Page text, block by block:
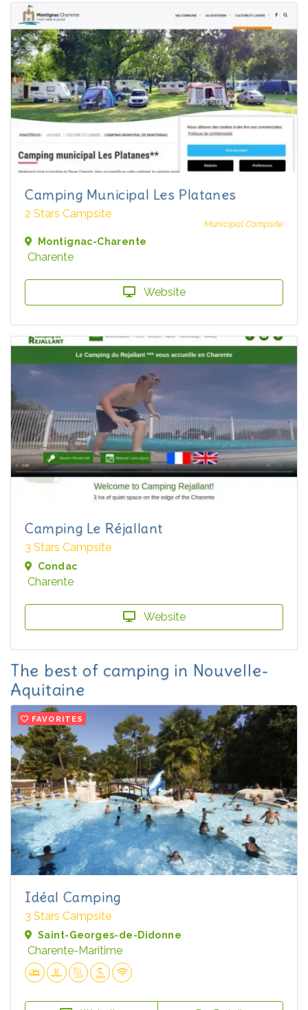
Camping Municipal Les Platanes
2 Stars Campsite
Municipal Campsite
Montignac-Charente
Charente
Website
Camping Le Réjallant
3 Stars Campsite
Condac
Charente
Website
The best of camping in Nouvelle-
Aquitaine
FAVORITES
Idéal Camping
3 Stars Campsite
Saint-Georges-de-Didonne
Charente-Maritime